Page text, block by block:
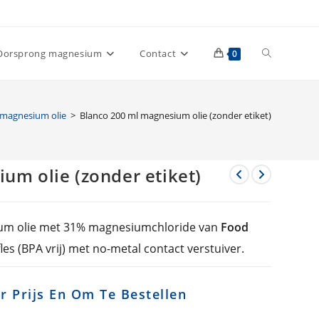
magnesium Contact 0 Toggle
olie > Blanco 200 ml magnesium olie (zonder etiket)
olie (zonder etiket)
olie met 31% magnesiumchloride van Food
(BPA vrij) met no-metal contact verstuiver.
Prijs En Om Te Bestellen